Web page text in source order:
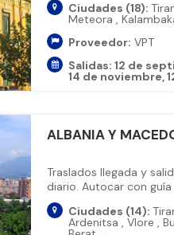
Ciudades (18):
Meteora ,
Proveedor: VPT
Salidas: 12 de
14 de noviembre
ALBANIA Y
Traslados llegada y
diario. Autocar con
Ciudades (14):
Ardenitsa , Vlore ,